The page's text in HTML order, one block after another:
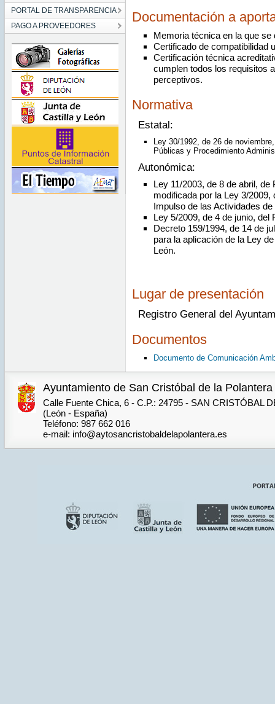
PORTAL DE TRANSPARENCIA
PAGO A PROVEEDORES
Documentación a
Memoria técnica en la que
Certificado de compatibilidad
Certificación técnica
cumplen todos los requisitos
perceptivos.
Normativa
Estatal:
Ley 30/1992, de 26 de
Públicas y Procedimiento
Autonómica:
Ley 11/2003, de 8 de abril,
modificada por la Ley 3/
Impulso de las Actividades
Ley 5/2009, de 4 de junio, del
Decreto 159/1994, de 14 de
para la aplicación de la Ley
León.
Lugar de presentación
Registro General del
Documentos
Documento de Comunicación
Ayuntamiento de San Cristóbal de la Polantera
Calle Fuente Chica, 6 - C.P.: 24795 - SAN CRISTÓBAL
(León - España)
Teléfono: 987 662 016
e-mail: info@aytosancristobaldelapolantera.es